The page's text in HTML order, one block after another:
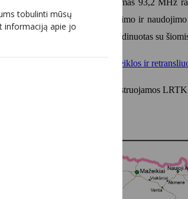
tobulinti mūsų
informaciją apie jo
tinklo, kuriame bus naudojamas 93,2 MHz
ir (ar) retransliuoti skyrimo ir
radijo dažnis Visagine sukoordinuotas su
Transliavimo veiklos ir
Konkurse priimamos ir registruojamos